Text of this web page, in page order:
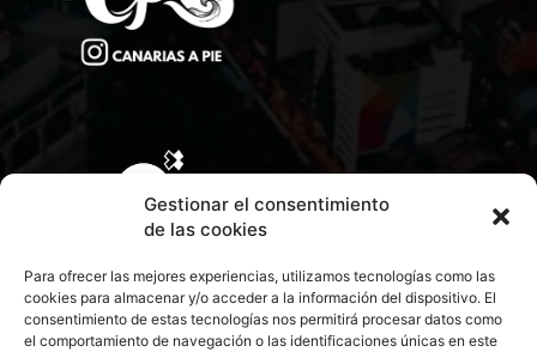
Gestionar el consentimiento
de las cookies
Para ofrecer las mejores experiencias, utilizamos tecnologías como las
cookies para almacenar y/o acceder a la información del dispositivo. El
consentimiento de estas tecnologías nos permitirá procesar datos como
el comportamiento de navegación o las identificaciones únicas en este